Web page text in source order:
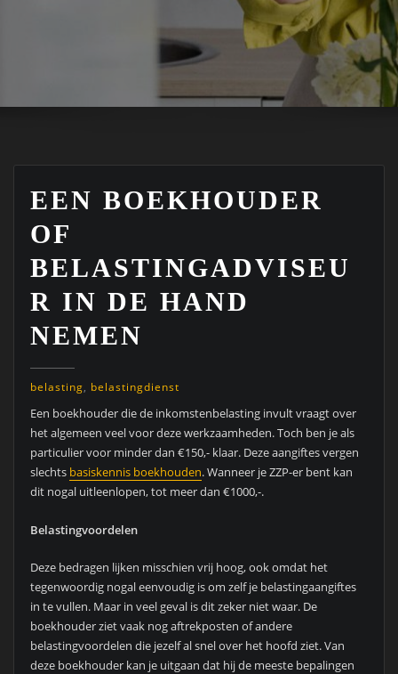
EEN BOEKHOUDER
OF
BELASTINGADVISEU
R IN DE HAND
NEMEN
belasting, belastingdienst
Een boekhouder die de inkomstenbelasting invult vraagt over
het algemeen veel voor deze werkzaamheden. Toch ben je als
particulier voor minder dan €150,- klaar. Deze aangiftes vergen
slechts basiskennis boekhouden. Wanneer je ZZP-er bent kan
dit nogal uitleenlopen, tot meer dan €1000,-.
Belastingvoordelen
Deze bedragen lijken misschien vrij hoog, ook omdat het
tegenwoordig nogal eenvoudig is om zelf je belastingaangiftes
in te vullen. Maar in veel geval is dit zeker niet waar. De
boekhouder ziet vaak nog aftrekposten of andere
belastingvoordelen die jezelf al snel over het hoofd ziet. Van
deze boekhouder kan je uitgaan dat hij de meeste bepalingen